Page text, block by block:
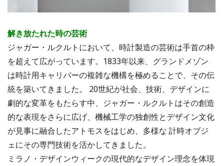
解き放たれた時の芸術
ジャガー・ルクルトにおいて、時計製造の芸術は手首の枠
を超えて広がっています。1833年以来、グランドメゾン
は時計用キャリバーの複雑な機構を極めることで、その伝
統を築いてきました。 20世紀が社会、技術、デザインに
劇的な変革をもたらす中、ジャガー・ルクルトはその創造
的な表現をさらに広げ、機械工学の独創性とデザイン文化
が見事に融合したアトモスをはじめ、多様な 計時オブジ
ェにその専門技術を活かしてきました。
ミラノ・デザインウィークの現代的なデザイン理念を体現